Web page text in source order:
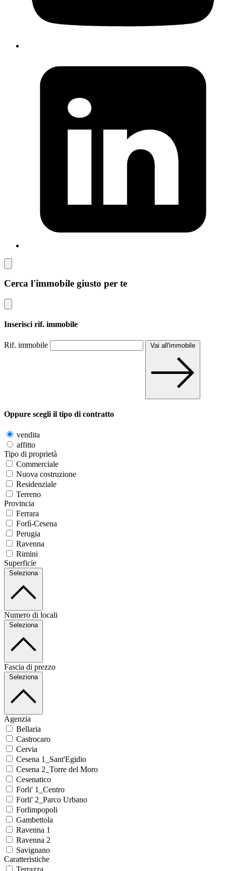
Cerca l'immobile giusto per te
Inserisci rif. immobile
Rif. immobile Vai all'immobile
Oppure scegli il tipo di contratto
vendita
affitto
Tipo di proprietà
Commerciale
Nuova costruzione
Residenziale
Terreno
Provincia
Ferrara
Forlì-Cesena
Perugia
Ravenna
Rimini
Superficie
Seleziona
Numero di locali
Seleziona
Fascia di prezzo
Seleziona
Agenzia
Bellaria
Castrocaro
Cervia
Cesena 1_Sant'Egidio
Cesena 2_Torre del Moro
Cesenatico
Forli' 1_Centro
Forli' 2_Parco Urbano
Forlimpopoli
Gambettola
Ravenna 1
Ravenna 2
Savignano
Caratteristiche